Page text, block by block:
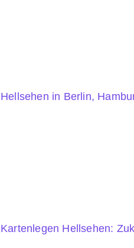
Hellsehen in Berlin,
Kartenlegen Hellsehen: